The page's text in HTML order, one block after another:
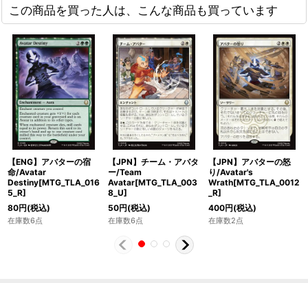
この商品を買った人は、こんな商品も買っています
【ENG】アバターの宿
命/Avatar
Destiny[MTG_TLA_016
5_R]
80円(税込)
在庫数6点
【JPN】チーム・アバタ
ー/Team
Avatar[MTG_TLA_003
8_U]
50円(税込)
在庫数6点
【JPN】アバターの怒
り/Avatar's
Wrath[MTG_TLA_0012
_R]
400円(税込)
在庫数2点